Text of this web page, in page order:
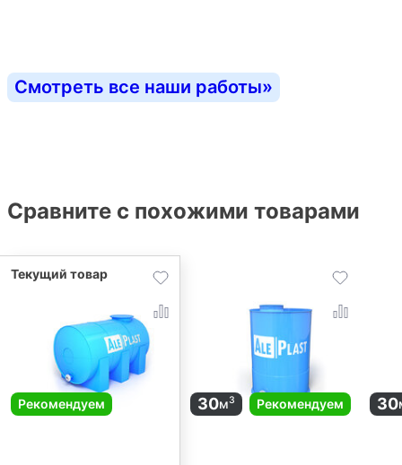
Смотреть все наши работы»
Сравните с похожими товарами
Рекомендуем 30м3 Рекомендуем 30